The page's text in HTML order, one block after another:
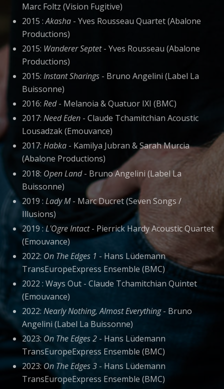
Marc Foltz (Vision Fugitive)
2015 :Akasha - Yves Rousseau Quartet (Abalone
Productions)
2015: Wanderer Septet- Yves Rousseau (Abalone
Productions)
2015: Instant Sharings - Bruno Angelini (Label La
Buissonne)
2016: Red- Melanoia & Quatuor IXI (BMC)
2017: Need Eden - Claude Tchamitchian Acoustic
Lousadzak (Emouvance)
2017: Habka - Kamilya Jubran & Sarah Murcia
(Abalone Productions)
2018: Open Land- Bruno Angelini (Label La
Buissonne)
2019 : Lady M- Marc Ducret (Seven Songs /
Illusions)
2019 :L'Ogre Intact- Pierrick Hardy Acoustic Quartet
(Emouvance)
2022: On The Edges 1 - Hans Lüdemann
TransEuropeExpress Ensemble (BMC)
2022 : Ways Out - Claude Tchamitchian Quintet
(Emouvance)
2022: Nearly Nothing, Almost Everything- Bruno
Angelini (Label La Buissonne)
2023: On The Edges 2 - Hans Lüdemann
TransEuropeExpress Ensemble (BMC)
2023:On The Edges 3 - Hans Lüdemann
TransEuropeExpress Ensemble (BMC)